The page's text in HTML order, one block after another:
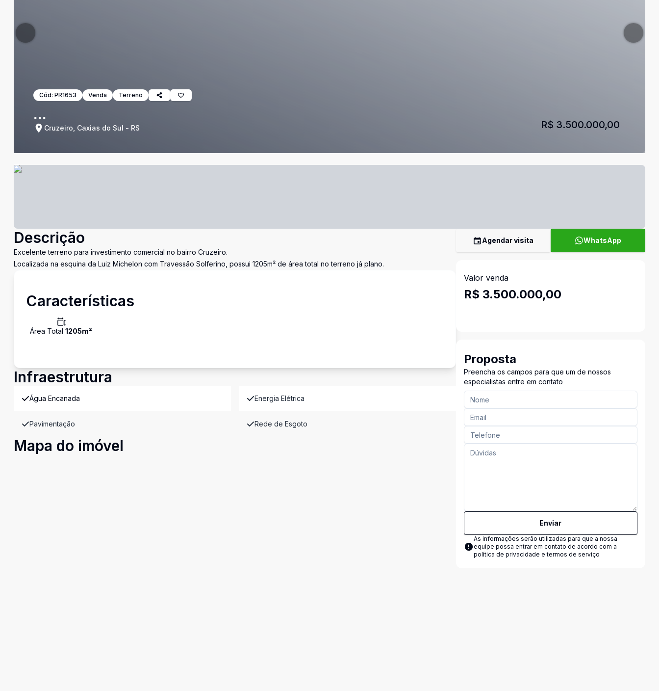
Cód: PR1653 Venda Terreno
...
Cruzeiro, Caxias do Sul - RS R$ 3.500.000,00
Descrição
Excelente terreno para investimento comercial no bairro Cruzeiro.
Localizada na esquina da Luiz Michelon com Travessão Solferino, possui 1205m² de área total no terreno já plano.
Características
Área Total 1205m²
Infraestrutura
Água Encanada Energia Elétrica
Pavimentação Rede de Esgoto
Mapa do imóvel
Agendar visita WhatsApp
Valor venda
R$ 3.500.000,00
Proposta
Preencha os campos para que um de nossos
especialistas entre em contato
Enviar
As informações serão utilizadas para que a nossa
equipe possa entrar em contato de acordo com a
política de privacidade e termos de serviço